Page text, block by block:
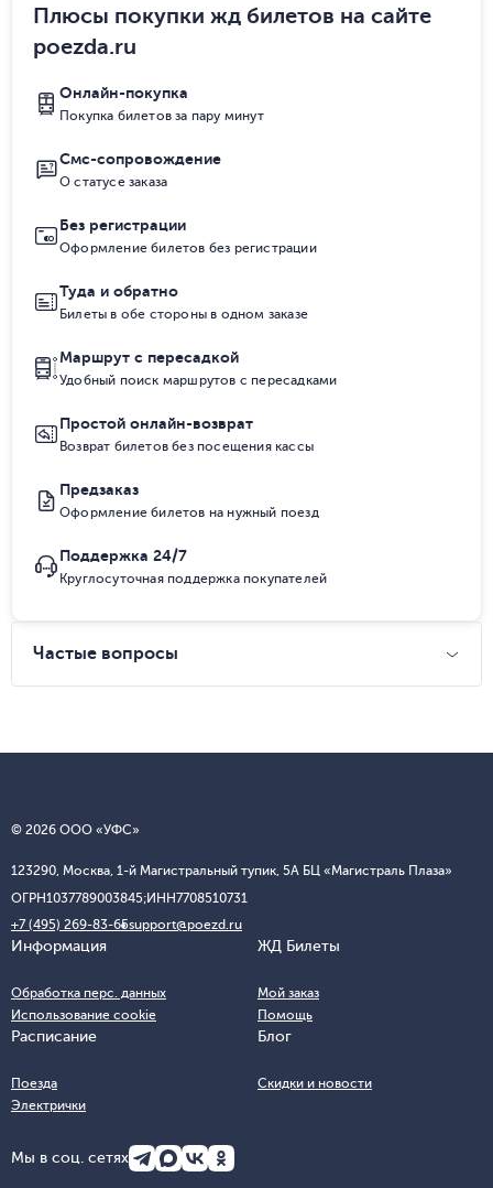
Плюсы покупки жд билетов на сайте
poezda.ru
Онлайн-покупка
Покупка билетов за пару минут
Смс-сопровождение
О статусе заказа
Без регистрации
Оформление билетов без регистрации
Туда и обратно
Билеты в обе стороны в одном заказе
Маршрут с пересадкой
Удобный поиск маршрутов с пересадками
Простой онлайн-возврат
Возврат билетов без посещения кассы
Предзаказ
Оформление билетов на нужный поезд
Поддержка 24/7
Круглосуточная поддержка покупателей
Частые вопросы
© 2026 ООО «УФС»
123290, Москва, 1-й Магистральный тупик, 5А БЦ «Магистраль Плаза»
ОГРН1037789003845;ИНН7708510731
+7 (495) 269-83-65support@poezd.ru
Информация
Обработка перс. данных
Использование cookie
ЖД Билеты
Мой заказ
Помощь
Расписание
Поезда
Электрички
Блог
Скидки и новости
Мы в соц. сетях